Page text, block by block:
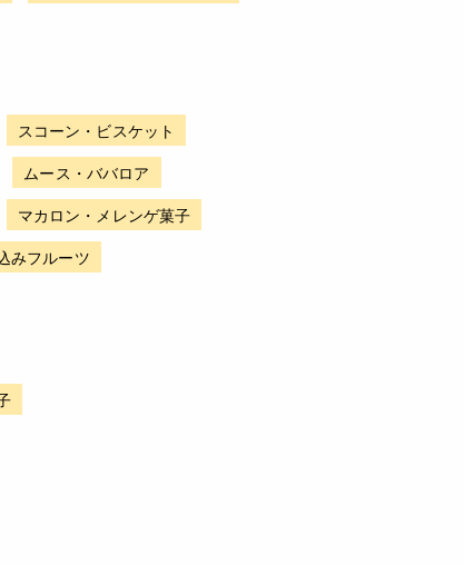
スコーン・ビスケット
ムース・ババロア
マカロン・メレンゲ菓子
みフルーツ